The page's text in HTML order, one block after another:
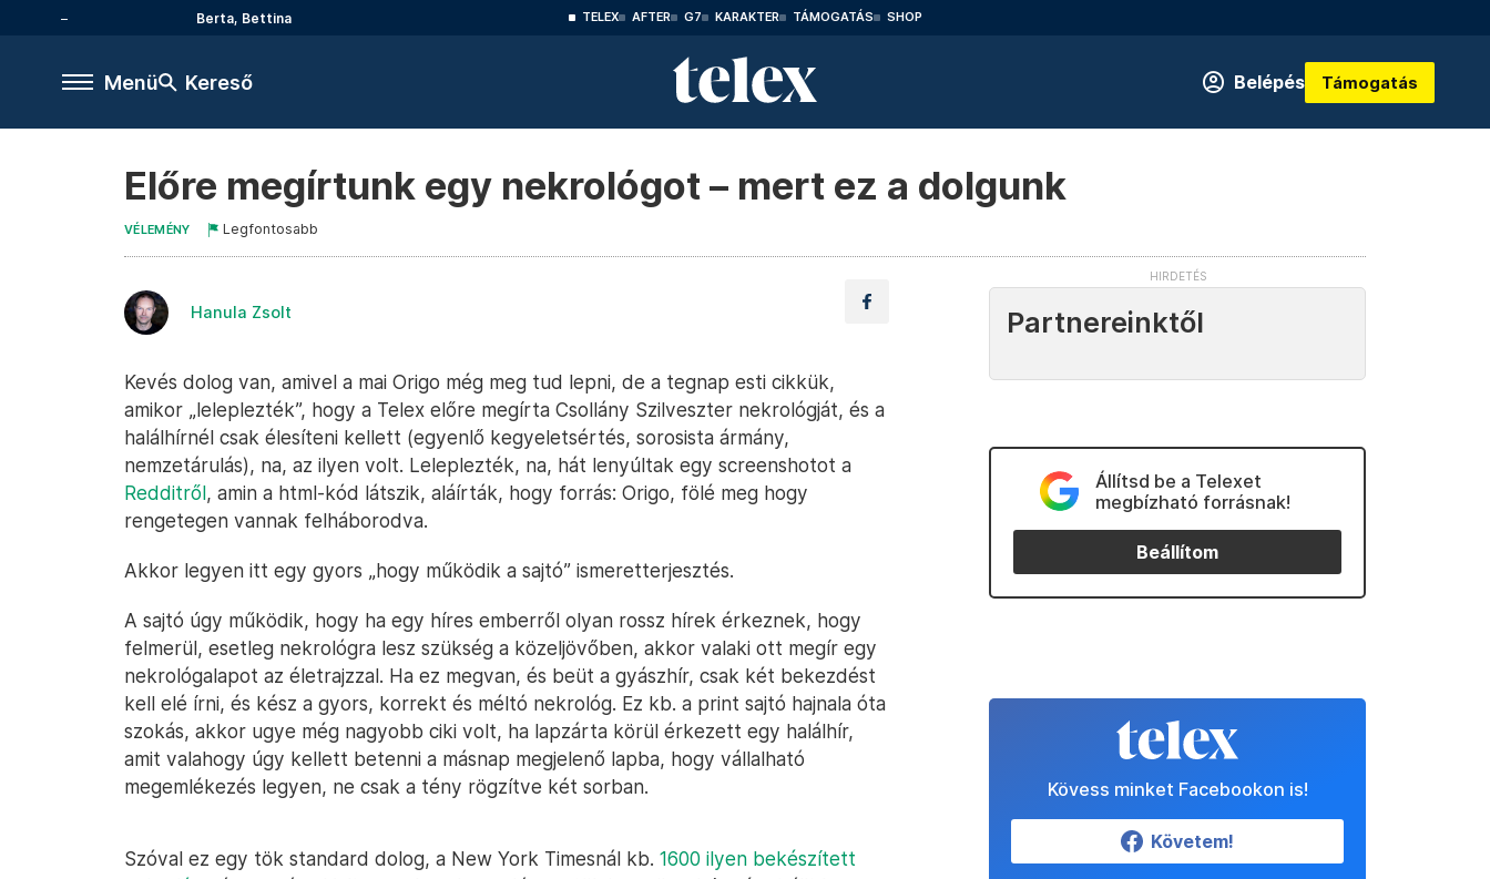
Berta, Bettina TELEX AFTER G7 KARAKTER TÁMOGATÁS SHOP
Menü Kereső Belépés Támogatás
Előre megírtunk egy nekrológot – mert ez a dolgunk
VÉLEMÉNY Legfontosabb
Hanula Zsolt
Kevés dolog van, amivel a mai Origo még meg tud lepni, de a tegnap esti cikkük,
amikor „leleplezték”, hogy a Telex előre megírta Csollány Szilveszter nekrológját, és a
halálhírnél csak élesíteni kellett (egyenlő kegyeletsértés, sorosista ármány,
nemzetárulás), na, az ilyen volt. Leleplezték, na, hát lenyúltak egy screenshotot a
Redditről, amin a html-kód látszik, aláírták, hogy forrás: Origo, fölé meg hogy
rengetegen vannak felháborodva.
Akkor legyen itt egy gyors „hogy működik a sajtó” ismeretterjesztés.
A sajtó úgy működik, hogy ha egy híres emberről olyan rossz hírek érkeznek, hogy
felmerül, esetleg nekrológra lesz szükség a közeljövőben, akkor valaki ott megír egy
nekrológalapot az életrajzzal. Ha ez megvan, és beüt a gyászhír, csak két bekezdést
kell elé írni, és kész a gyors, korrekt és méltó nekrológ. Ez kb. a print sajtó hajnala óta
szokás, akkor ugye még nagyobb ciki volt, ha lapzárta körül érkezett egy halálhír,
amit valahogy úgy kellett betenni a másnap megjelenő lapba, hogy vállalható
megemlékezés legyen, ne csak a tény rögzítve két sorban.
Szóval ez egy tök standard dolog, a New York Timesnál kb. 1600 ilyen bekészített
Partnereinktől
Állítsd be a Telexet
megbízható forrásnak!
Beállítom
Kövess minket Facebookon is!
Követem!